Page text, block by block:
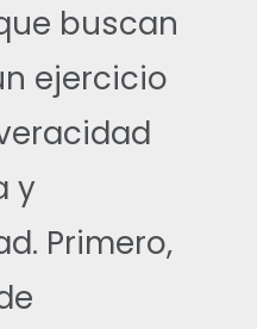
buscan
ejercicio
y
Primero,